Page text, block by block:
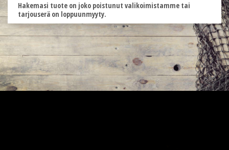
Hakemasi tuote on joko poistunut valikoimistamme tai
tarjouserä on loppuunmyyty.